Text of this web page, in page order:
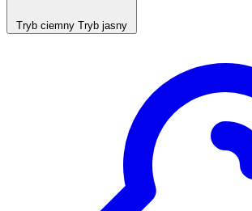
Tryb ciemny Tryb jasny